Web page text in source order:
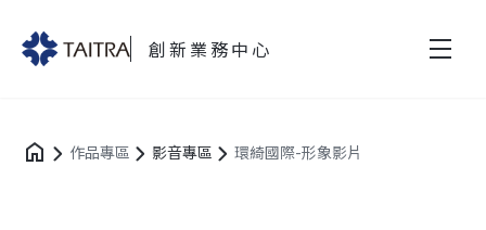
創新業務中心
作品專區 影音專區 環綺國際-形象影片